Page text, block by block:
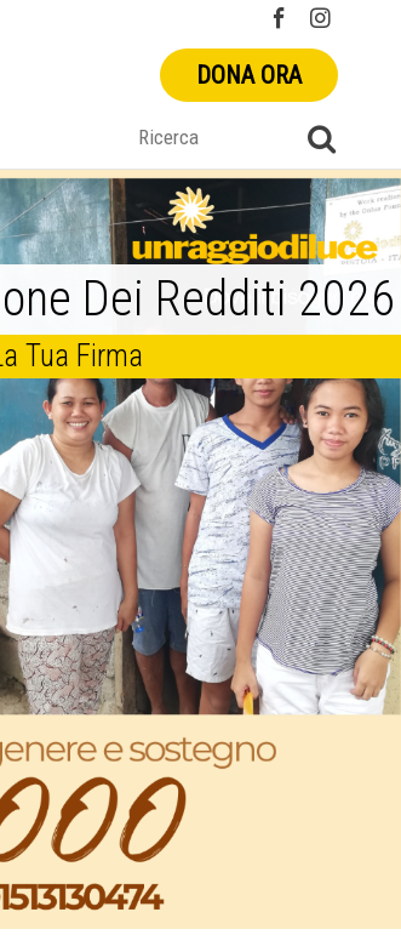
DONA ORA
Dei Redditi 2026
Tua Firma